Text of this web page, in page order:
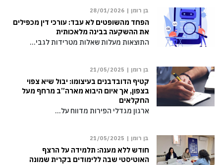
בן רומן | 28/01/2026
הפחד מהשופטים לא עבד: עורכי דין מכפילים
את ההשקעה בבינה מלאכותית
התוצאות מעלות שאלות מטרידות לגבי…
בן רומן | 21/05/2025
קטיף הדובדבנים בעיצומו: יבול שיא צפוי
בצפון, אך איום היבוא מארה”ב מרחף מעל
החקלאים
ארגון מגדלי הפירות מדווח על…
בן רומן | 21/05/2025
חודש ללא מענה: תלמידה על הרצף
האוטיסטי שבה ללימודים בקרית שמונה